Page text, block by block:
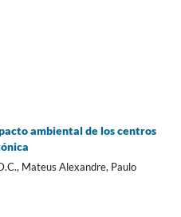
ambiental de los centros
Mateus Alexandre, Paulo